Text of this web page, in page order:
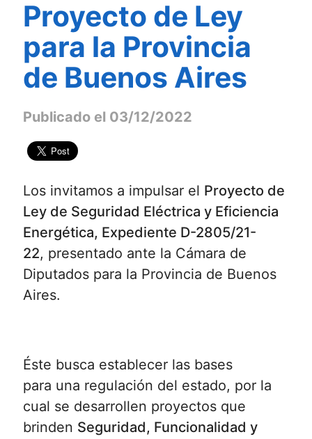
Proyecto de Ley
para la Provincia
de Buenos Aires
Publicado el 03/12/2022
Los invitamos a impulsar el Proyecto de
Ley de Seguridad Eléctrica y Eficiencia
Energética, Expediente ​D-2805/21-
22, presentado ante la Cámara de
Diputados para la Provincia de Buenos
Aires.
Éste busca establecer las bases
para una regulación del estado, por la
cual se desarrollen proyectos que
brinden Seguridad, Funcionalidad y